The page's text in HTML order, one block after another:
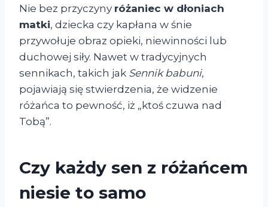
Nie bez przyczyny różaniec w dłoniach
matki, dziecka czy kapłana w śnie
przywołuje obraz opieki, niewinności lub
duchowej siły. Nawet w tradycyjnych
sennikach, takich jak Sennik babuni,
pojawiają się stwierdzenia, że widzenie
różańca to pewność, iż „ktoś czuwa nad
Tobą”.
Czy każdy sen z różańcem
niesie to samo